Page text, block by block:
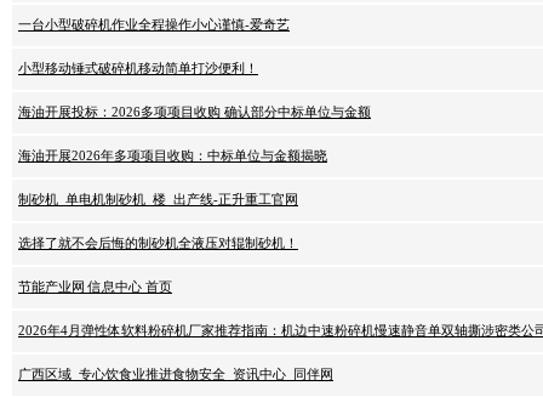
一台小型破碎机作业全程操作小心谨慎-爱奇艺
小型移动锤式破碎机移动简单打沙便利！
海油开展投标：2026多项项目收购 确认部分中标单位与金额
海油开展2026年多项项目收购：中标单位与金额揭晓
制砂机_单电机制砂机_楼_出产线-正升重工官网
选择了就不会后悔的制砂机全液压对辊制砂机！
节能产业网 信息中心 首页
2026年4月弹性体软料粉碎机厂家推荐指南：机边中速粉碎机慢速静音单双轴撕涉密类公
广西区域_专心饮食业推进食物安全_资讯中心_同伴网